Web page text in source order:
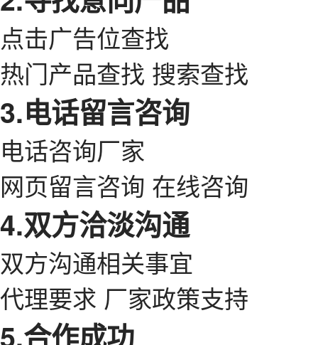
点击广告位查找
热门产品查找 搜索查找
3.电话留言咨询
电话咨询厂家
网页留言咨询 在线咨询
4.双方洽淡沟通
双方沟通相关事宜
代理要求 厂家政策支持
5.合作成功